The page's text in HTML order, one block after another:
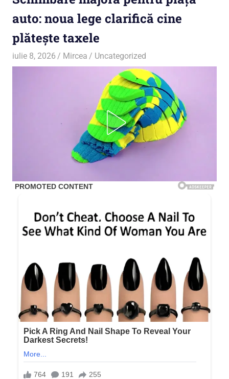
auto: noua lege clarifică cine
plătește taxele
iulie 8, 2026 Mircea Uncategorized